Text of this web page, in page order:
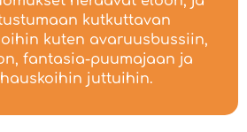
kutkuttavan
kuten avaruusbussiin,
fantasia-puumajaan ja
juttuihin.